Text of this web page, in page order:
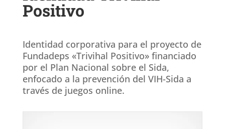
Positivo
Identidad corporativa para el proyecto de
Fundadeps «Trivihal Positivo» financiado
por el Plan Nacional sobre el Sida,
enfocado a la prevención del VIH-Sida a
través de juegos online.